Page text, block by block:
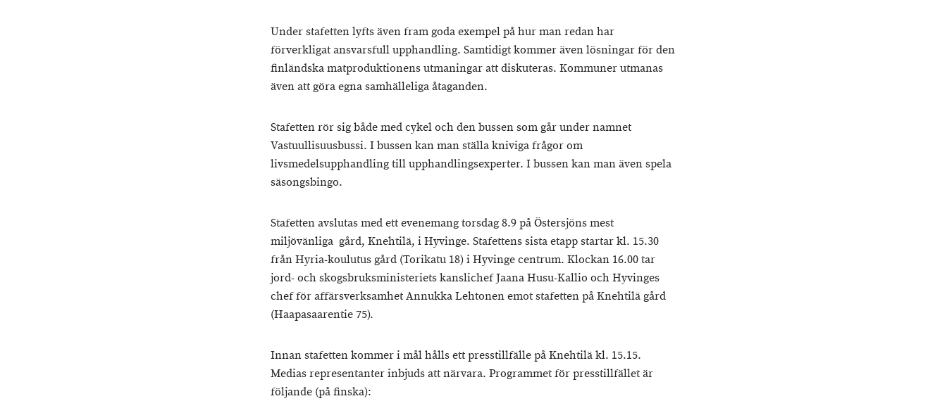
Under stafetten lyfts även fram goda exempel på hur man redan har
förverkligat ansvarsfull upphandling. Samtidigt kommer även lösningar för den
finländska matproduktionens utmaningar att diskuteras. Kommuner utmanas
även att göra egna samhälleliga åtaganden.
Stafetten rör sig både med cykel och den bussen som går under namnet
Vastuullisuusbussi. I bussen kan man ställa kniviga frågor om
livsmedelsupphandling till upphandlingsexperter. I bussen kan man även spela
säsongsbingo.
Stafetten avslutas med ett evenemang torsdag 8.9 på Östersjöns mest
miljövänliga gård, Knehtilä, i Hyvinge. Stafettens sista etapp startar kl. 15.30
från Hyria-koulutus gård (Torikatu 18) i Hyvinge centrum. Klockan 16.00 tar
jord- och skogsbruksministeriets kanslichef Jaana Husu-Kallio och Hyvinges
chef för affärsverksamhet Annukka Lehtonen emot stafetten på Knehtilä gård
(Haapasaarentie 75).
Innan stafetten kommer i mål hålls ett presstillfälle på Knehtilä kl. 15.15.
Medias representanter inbjuds att närvara. Programmet för presstillfället är
följande (på finska):